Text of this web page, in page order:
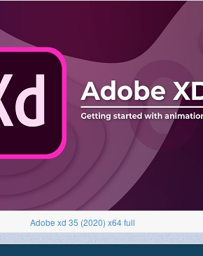
Adobe xd 35 (2020) x64 full